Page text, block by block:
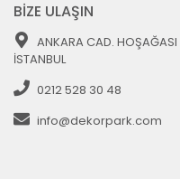
BİZE ULAŞIN
ANKARA CAD.
İSTANBUL
0212 528 30 48
info@dekorpark.com